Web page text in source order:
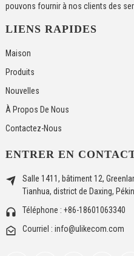
pouvons fournir à nos clients des
LIENS RAPIDES
Maison
Produits
Nouvelles
À Propos De Nous
Contactez-Nous
ENTRER EN
Salle 1411, bâtiment 12,
Tianhua, district de Daxing, Pékin
Téléphone : +86-18601063340
Courriel : info@ulikecom.com